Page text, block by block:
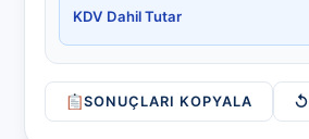
KDV Dahil Tutar
SONUÇLARI KOPYALA ↺